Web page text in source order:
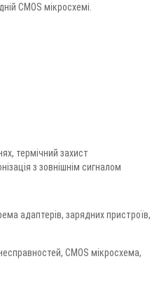
CMOS мікросхемі.
термічний захист
з зовнішнім сигналом
адаптерів, зарядних пристроїв,
CMOS мікросхема,